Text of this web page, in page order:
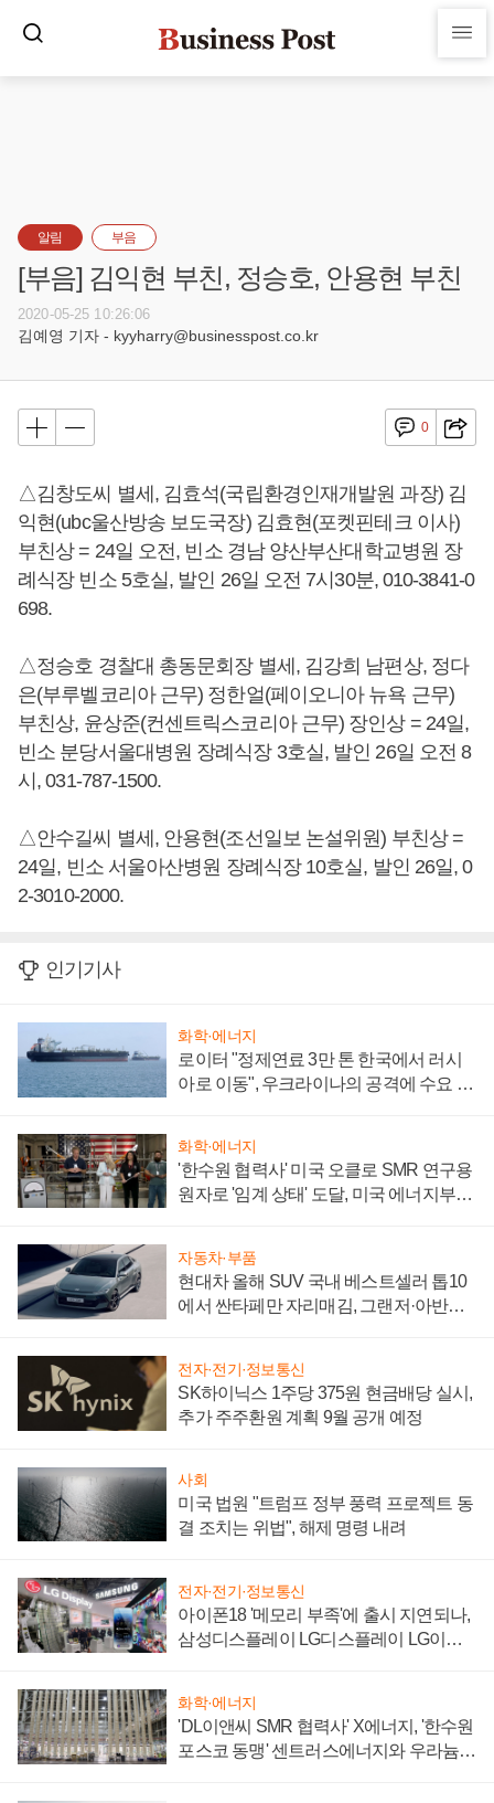
알림 부음
[부음] 김익현 부친, 정승호, 안용현 부친
2020-05-25 10:26:06
김예영 기자 - kyyharry@businesspost.co.kr
0
△김창도씨 별세, 김효석(국립환경인재개발원 과장) 김
익현(ubc울산방송 보도국장) 김효현(포켓핀테크 이사)
부친상 = 24일 오전, 빈소 경남 양산부산대학교병원 장
례식장 빈소 5호실, 발인 26일 오전 7시30분, 010-3841-0
698.
△정승호 경찰대 총동문회장 별세, 김강희 남편상, 정다
은(부루벨코리아 근무) 정한얼(페이오니아 뉴욕 근무)
부친상, 윤상준(컨센트릭스코리아 근무) 장인상 = 24일,
빈소 분당서울대병원 장례식장 3호실, 발인 26일 오전 8
시, 031-787-1500.
△안수길씨 별세, 안용현(조선일보 논설위원) 부친상 =
24일, 빈소 서울아산병원 장례식장 10호실, 발인 26일, 0
2-3010-2000.
인기기사
화학·에너지
로이터 "정제연료 3만 톤 한국에서 러시
아로 이동", 우크라이나의 공격에 수요 늘
화학·에너지
'한수원 협력사' 미국 오클로 SMR 연구용
원자로 '임계 상태' 도달, 미국 에너지부
자동차·부품
현대차 올해 SUV 국내 베스트셀러 톱10
에서 싼타페만 자리매김, 그랜저·아반떼
전자·전기·정보통신
SK하이닉스 1주당 375원 현금배당 실시,
추가 주주환원 계획 9월 공개 예정
사회
미국 법원 "트럼프 정부 풍력 프로젝트 동
결 조치는 위법", 해제 명령 내려
전자·전기·정보통신
아이폰18 '메모리 부족'에 출시 지연되나,
삼성디스플레이 LG디스플레이 LG이노
화학·에너지
'DL이앤씨 SMR 협력사' X에너지, '한수원
포스코 동맹' 센트러스에너지와 우라늄